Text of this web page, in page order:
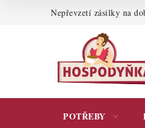
Nepřevzetí zásilky na
POTŘEBY